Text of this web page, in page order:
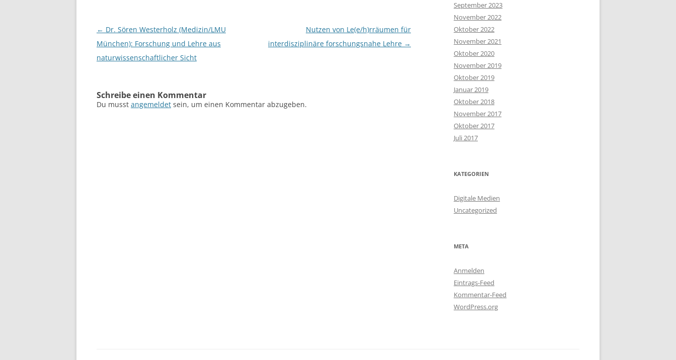
Beitragsnavigation
← Dr. Sören Westerholz (Medizin/LMU
München): Forschung und Lehre aus
naturwissenschaftlicher Sicht
Nutzen von Le(e/h)rräumen für
interdisziplinäre forschungsnahe Lehre →
Schreibe einen Kommentar
Du musst angemeldet sein, um einen Kommentar abzugeben.
September 2023
November 2022
Oktober 2022
November 2021
Oktober 2020
November 2019
Oktober 2019
Januar 2019
Oktober 2018
November 2017
Oktober 2017
Juli 2017
KATEGORIEN
Digitale Medien
Uncategorized
META
Anmelden
Eintrags-Feed
Kommentar-Feed
WordPress.org